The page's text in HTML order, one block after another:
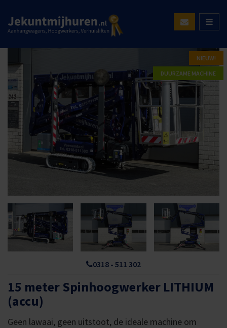
NIEUW!
DUURZAME MACHINE
0318 - 511 302
15 meter Spinhoogwerker LITHIUM
(accu)
Geen lawaai, geen uitstoot, de ideale machine om